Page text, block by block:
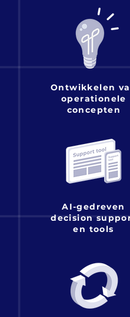
Ontwikkelen
operationele
concepten
AI-gedreven
decision
en tools